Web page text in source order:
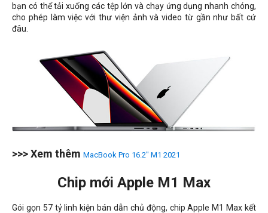
bạn có thể tải xuống các tệp lớn và chạy ứng dụng nhanh chóng,
cho phép làm việc với thư viện ảnh và video từ gần như bất cứ
đâu.
>>> Xem thêm MacBook Pro 16.2" M1 2021
Chip mới Apple M1 Max
Gói gọn 57 tỷ linh kiện bán dẫn chủ động, chip Apple M1 Max kết